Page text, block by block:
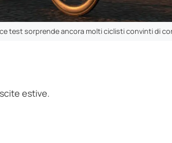
test sorprende ancora molti ciclisti convinti di
estive.